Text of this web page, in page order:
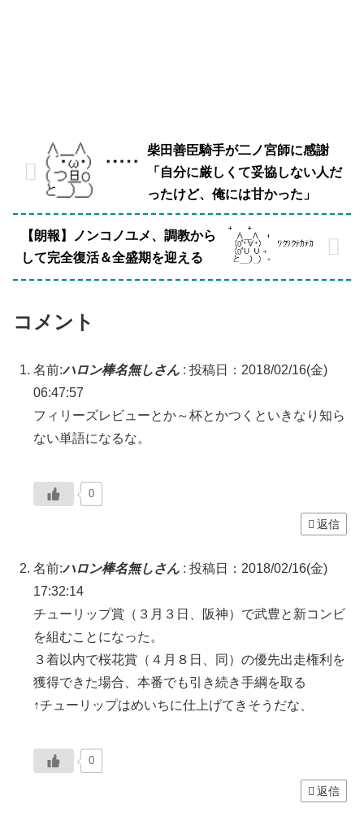
柴田善臣騎手が二ノ宮師に感謝
「自分に厳しくて妥協しない人だ
ったけど、俺には甘かった」
【朗報】ノンコノユメ、調教から
して完全復活＆全盛期を迎える
コメント
名前:ハロン棒名無しさん : 投稿日：2018/02/16(金)
06:47:57
フィリーズレビューとか～杯とかつくといきなり知ら
ない単語になるな。
0
返信
名前:ハロン棒名無しさん : 投稿日：2018/02/16(金)
17:32:14
チューリップ賞（３月３日、阪神）で武豊と新コンビ
を組むことになった。
３着以内で桜花賞（４月８日、同）の優先出走権利を
獲得できた場合、本番でも引き続き手綱を取る
↑チューリップはめいちに仕上げてきそうだな、
0
返信